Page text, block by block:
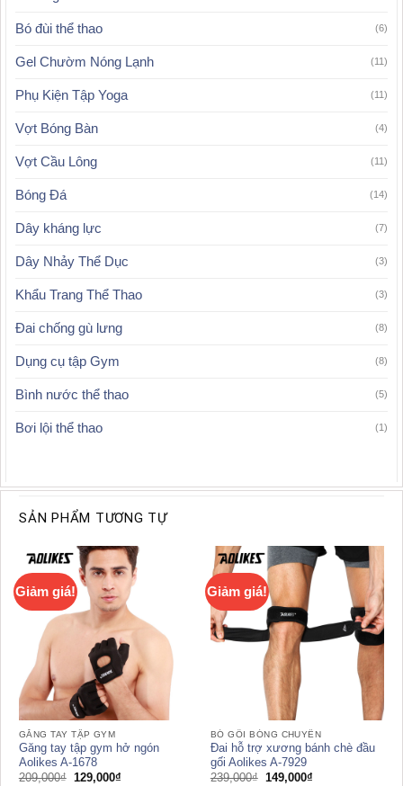
Bó đùi thể thao (6)
Gel Chườm Nóng Lạnh (11)
Phụ Kiện Tập Yoga (11)
Vợt Bóng Bàn (4)
Vợt Cầu Lông (11)
Bóng Đá (14)
Dây kháng lực (7)
Dây Nhảy Thể Dục (3)
Khẩu Trang Thể Thao (3)
Đai chống gù lưng (8)
Dụng cụ tập Gym (8)
Bình nước thể thao (5)
Bơi lội thể thao (1)
SẢN PHẨM TƯƠNG TỰ
Giảm giá!
GĂNG TAY TẬP GYM
Găng tay tập gym hở ngón
Aolikes A-1678
209,000₫ Giá
129,000₫Giá
Giảm giá!
BÓ GỐI BÓNG CHUYỀN
Đai hỗ trợ xương bánh chè đầu
gối Aolikes A-7929
239,000₫ Giá
149,000₫Giá